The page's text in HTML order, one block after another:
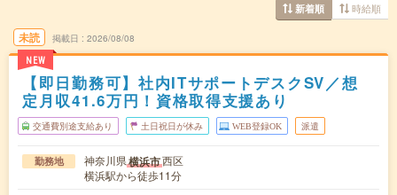
新着順 時給順
未読
NEW
掲載日 2026/08/08
【即日勤務可】社内ITサポートデスクSV／想
定月収41.6万円！資格取得支援あり
交通費別途支給あり 土日祝日が休み WEB登録OK 派遣
勤務地 神奈川県横浜市西区
横浜駅から徒歩11分